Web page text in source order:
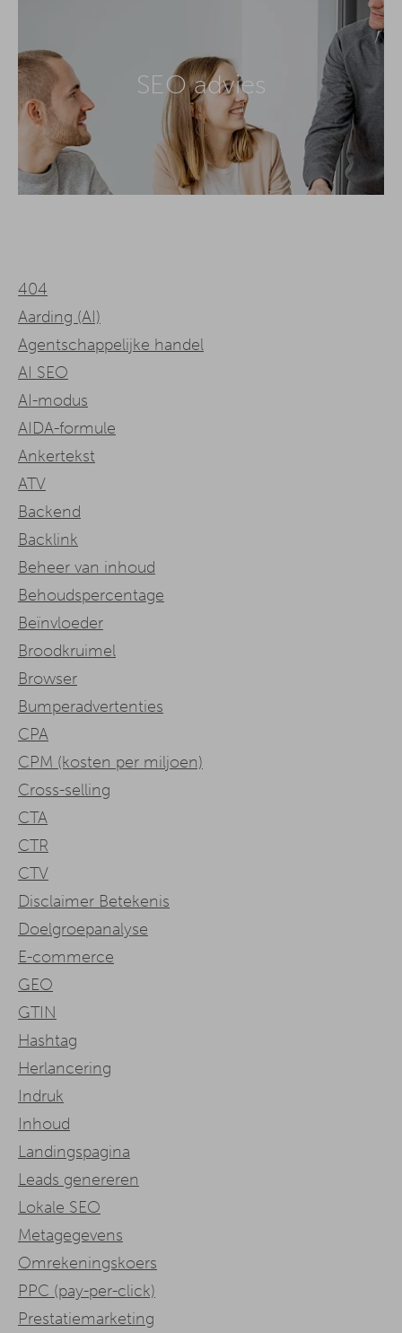
SEO advies
404
Aarding (AI)
Agentschappelijke handel
AI SEO
AI-modus
AIDA-formule
Ankertekst
ATV
Backend
Backlink
Beheer van inhoud
Behoudspercentage
Beïnvloeder
Broodkruimel
Browser
Bumperadvertenties
CPA
CPM (kosten per miljoen)
Cross-selling
CTA
CTR
CTV
Disclaimer Betekenis
Doelgroepanalyse
E-commerce
GEO
GTIN
Hashtag
Herlancering
Indruk
Inhoud
Landingspagina
Leads genereren
Lokale SEO
Metagegevens
Omrekeningskoers
PPC (pay-per-click)
Prestatiemarketing